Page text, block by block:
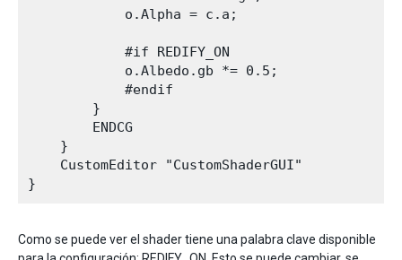
            o.Alpha = c.a;
            #if REDIFY_ON
            o.Albedo.gb *= 0.5;
            #endif
        }
        ENDCG
    }
    CustomEditor "CustomShaderGUI"
Como se puede ver el shader tiene una palabra clave disponible